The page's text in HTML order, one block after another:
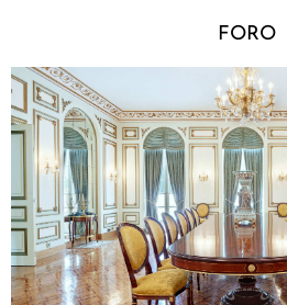
FORO